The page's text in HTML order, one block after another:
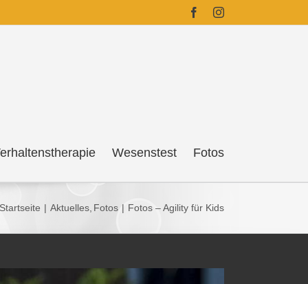
FacebookInstagram
Wesenstest Fotos
Startseite Aktuelles Fotos Fotos – Agility für Kids